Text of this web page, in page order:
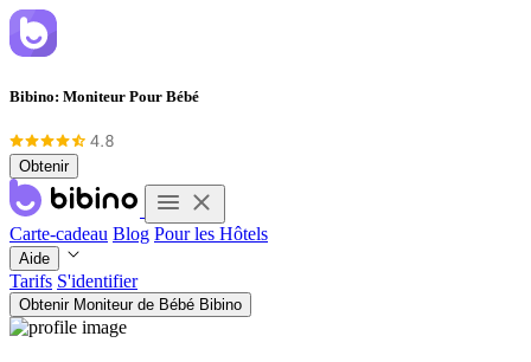
Bibino: Moniteur Pour Bébé
Obtenir
Carte-cadeau Blog Pour les Hôtels
Aide
Tarifs S'identifier
Obtenir Moniteur de Bébé Bibino